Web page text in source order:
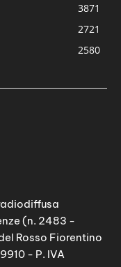
3871
2721
2580
(n. 2483 -
Rosso Fiorentino
- P. IVA